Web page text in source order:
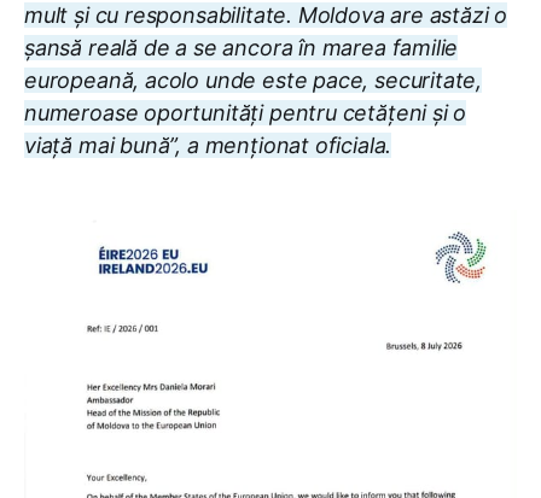
mult și cu responsabilitate. Moldova are astăzi o
șansă reală de a se ancora în marea familie
europeană, acolo unde este pace, securitate,
numeroase oportunități pentru cetățeni și o
viață mai bună”, a menționat oficiala.